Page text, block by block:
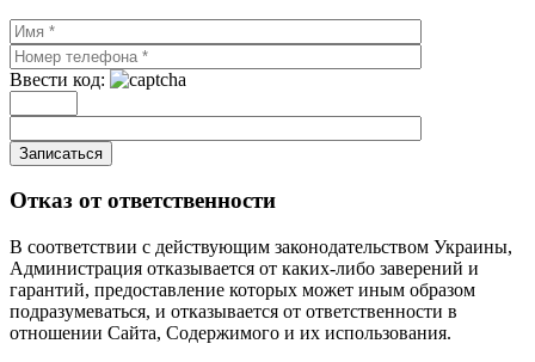
Ввести код:
Записаться
Отказ от ответственности
В соответствии с действующим законодательством Украины,
Администрация отказывается от каких-либо заверений и
гарантий, предоставление которых может иным образом
подразумеваться, и отказывается от ответственности в
отношении Сайта, Содержимого и их использования.